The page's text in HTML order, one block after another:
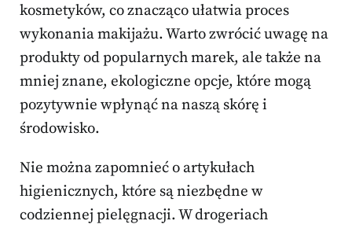
kosmetyków, co znacząco ułatwia proces
wykonania makijażu. Warto zwrócić uwagę na
produkty od popularnych marek, ale także na
mniej znane, ekologiczne opcje, które mogą
pozytywnie wpłynąć na naszą skórę i
środowisko.
Nie można zapomnieć o artykułach
higienicznych, które są niezbędne w
codziennej pielęgnacji. W drogeriach